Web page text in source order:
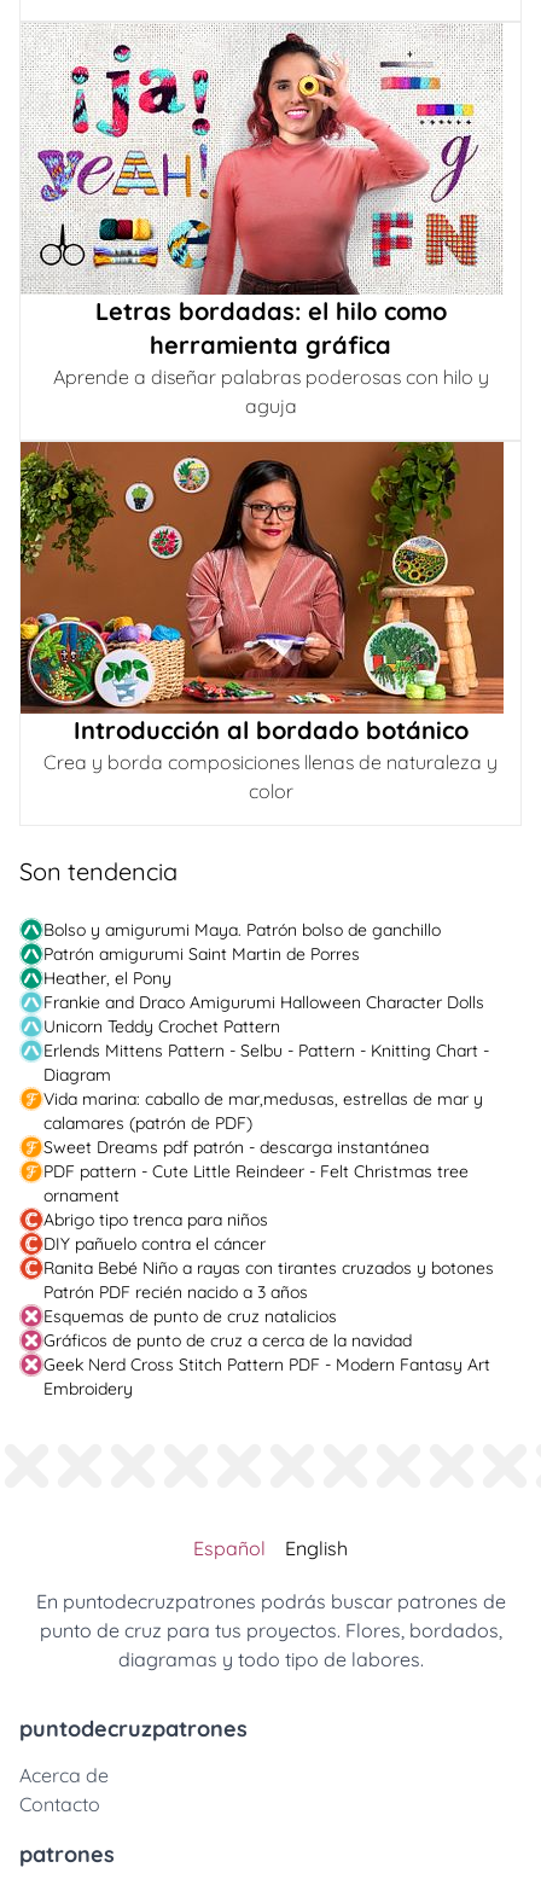
Letras bordadas: el hilo como
herramienta gráfica
Aprende a diseñar palabras poderosas con hilo y
aguja
Introducción al bordado botánico
Crea y borda composiciones llenas de naturaleza y
color
Son tendencia
Bolso y amigurumi Maya. Patrón bolso de ganchillo
Patrón amigurumi Saint Martin de Porres
Heather, el Pony
Frankie and Draco Amigurumi Halloween Character Dolls
Unicorn Teddy Crochet Pattern
Erlends Mittens Pattern - Selbu - Pattern - Knitting Chart -
Diagram
Vida marina: caballo de mar,medusas, estrellas de mar y
calamares (patrón de PDF)
Sweet Dreams pdf patrón - descarga instantánea
PDF pattern - Cute Little Reindeer - Felt Christmas tree
ornament
Abrigo tipo trenca para niños
DIY pañuelo contra el cáncer
Ranita Bebé Niño a rayas con tirantes cruzados y botones
Patrón PDF recién nacido a 3 años
Esquemas de punto de cruz natalicios
Gráficos de punto de cruz a cerca de la navidad
Geek Nerd Cross Stitch Pattern PDF - Modern Fantasy Art
Embroidery
Español English
En puntodecruzpatrones podrás buscar patrones de
punto de cruz para tus proyectos. Flores, bordados,
diagramas y todo tipo de labores.
puntodecruzpatrones
Acerca de
Contacto
patrones